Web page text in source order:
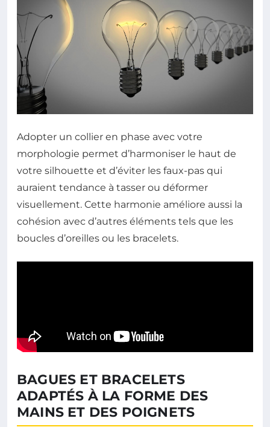
Adopter un collier en phase avec votre
morphologie permet d’harmoniser le haut de
votre silhouette et d’éviter les faux-pas qui
auraient tendance à tasser ou déformer
visuellement. Cette harmonie améliore aussi la
cohésion avec d’autres éléments tels que les
boucles d’oreilles ou les bracelets.
BAGUES ET BRACELETS
ADAPTÉS À LA FORME DES
MAINS ET DES POIGNETS